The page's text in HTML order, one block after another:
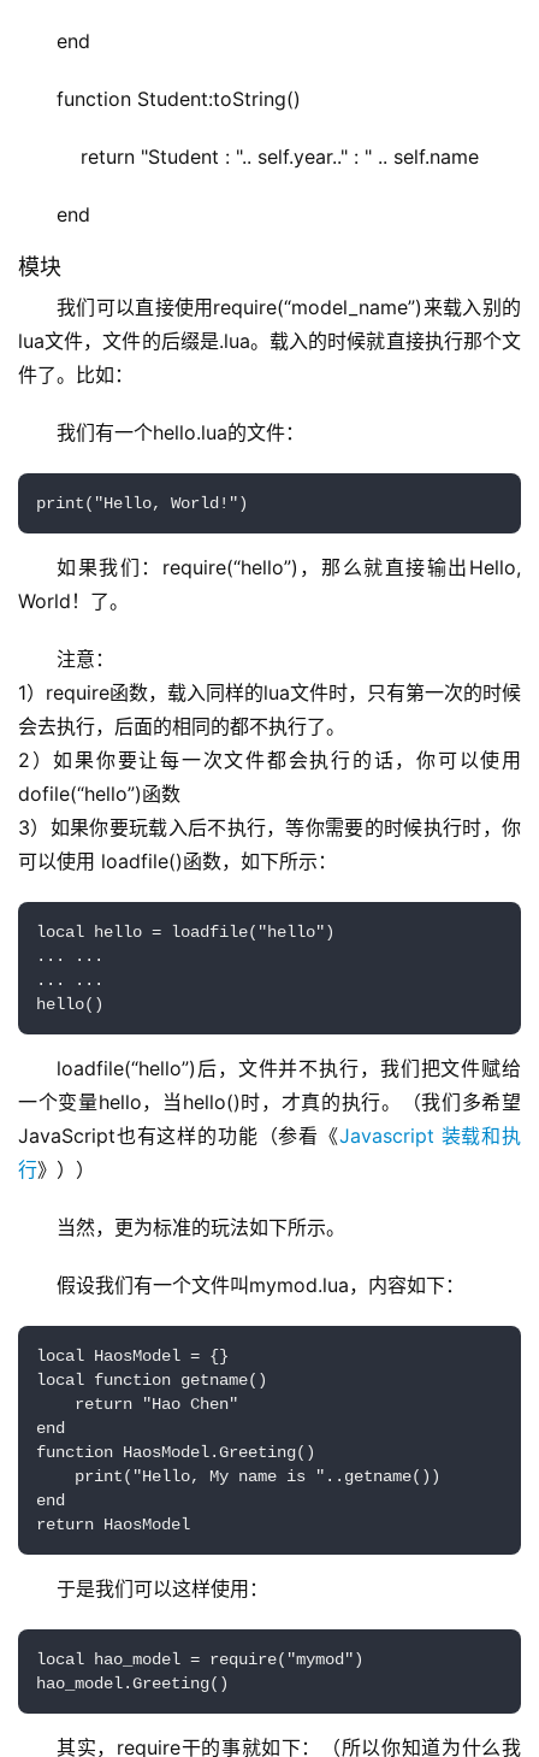
end
function Student:toString()
return "Student : ".. self.year.." : " .. self.name
end
模块
我们可以直接使用require(“model_name”)来载入别的
lua文件，文件的后缀是.lua。载入的时候就直接执行那个文
件了。比如：
我们有一个hello.lua的文件：
print("Hello, World!")
如果我们：require(“hello”)，那么就直接输出Hello,
World！了。
注意：
1）require函数，载入同样的lua文件时，只有第一次的时候
会去执行，后面的相同的都不执行了。
2）如果你要让每一次文件都会执行的话，你可以使用
dofile(“hello”)函数
3）如果你要玩载入后不执行，等你需要的时候执行时，你
可以使用 loadfile()函数，如下所示：
local hello = loadfile("hello")
... ...
... ...
hello()
loadfile(“hello”)后，文件并不执行，我们把文件赋给
一个变量hello，当hello()时，才真的执行。（我们多希望
JavaScript也有这样的功能（参看《Javascript 装载和执
行》））
当然，更为标准的玩法如下所示。
假设我们有一个文件叫mymod.lua，内容如下：
local HaosModel = {}
local function getname()
return "Hao Chen"
end
function HaosModel.Greeting()
print("Hello, My name is "..getname())
end
return HaosModel
于是我们可以这样使用：
local hao_model = require("mymod")
hao_model.Greeting()
其实，require干的事就如下：（所以你知道为什么我